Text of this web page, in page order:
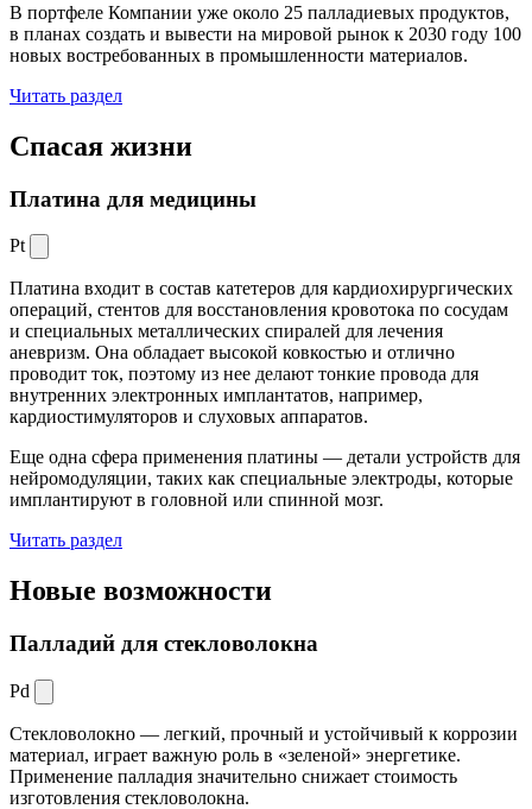
В портфеле Компании уже около 25 палладиевых продуктов,
в планах создать и вывести на мировой рынок к 2030 году 100
новых востребованных в промышленности материалов.
Читать раздел
Спасая жизни
Платина для медицины
Pt
Платина входит в состав катетеров для кардиохирургических
операций, стентов для восстановления кровотока по сосудам
и специальных металлических спиралей для лечения
аневризм. Она обладает высокой ковкостью и отлично
проводит ток, поэтому из нее делают тонкие провода для
внутренних электронных имплантатов, например,
кардиостимуляторов и слуховых аппаратов.
Еще одна сфера применения платины — детали устройств для
нейромодуляции, таких как специальные электроды, которые
имплантируют в головной или спинной мозг.
Читать раздел
Новые возможности
Палладий для стекловолокна
Pd
Стекловолокно — легкий, прочный и устойчивый к коррозии
материал, играет важную роль в «зеленой» энергетике.
Применение палладия значительно снижает стоимость
изготовления стекловолокна.